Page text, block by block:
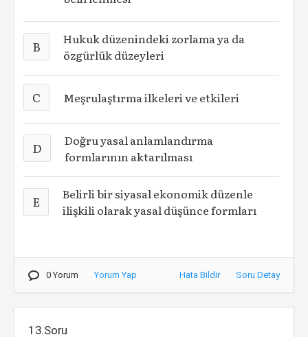
B
Hukuk düzenindeki zorlama ya da
özgürlük düzeyleri
C Meşrulaştırma ilkeleri ve etkileri
D
Doğru yasal anlamlandırma
formlarının aktarılması
E
Belirli bir siyasal ekonomik düzenle
ilişkili olarak yasal düşünce formları
0 Yorum Yorum Yap Hata Bildir Soru Detay
13.Soru